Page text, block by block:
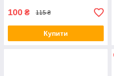
100 ₴ 115 ₴
Купити